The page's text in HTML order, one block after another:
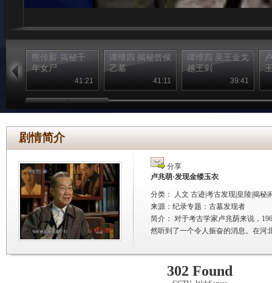
熊传薪·揭秘千
年女尸
41:21
谭维四 揭秘曾侯
乙墓
41:11
谭维四 吴王金戈
越王剑
39:41
剧情简介
分享
卢兆萌·发现金缕玉衣
分类： 人文 古迹|考古发现|皇陵|揭秘|
来源： 纪录专题：古墓发现者
简介： 对于考古学家卢兆荫来说，
然听到了一个令人振奋的消息。在河
302 Found